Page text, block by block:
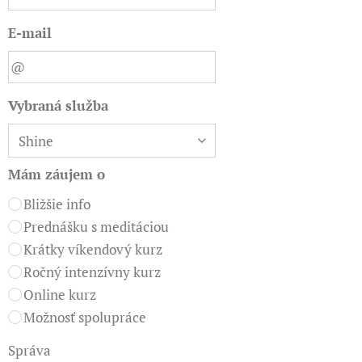
Meditácia je v našich končinách
činnosť. Buď sa hráte s autíčkami alebo si
niekam privezie. Ale to auto musíte vedieť
ovládať, bez inštrukcií a navigácie je to ako
točiť naprázdno volantom pri vypnutom
motore.
E-mail
Vybraná služba
Mám záujem o
Bližšie info
Prednášku s meditáciou
Krátky víkendový kurz
Ročný intenzívny kurz
Online kurz
Možnosť spolupráce
Správa